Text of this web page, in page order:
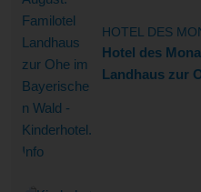
HOTEL DES
Hotel des
Landhaus zur